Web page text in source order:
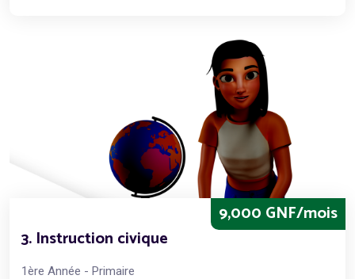
9,000 GNF/mois
3. Instruction civique
1ère Année - Primaire